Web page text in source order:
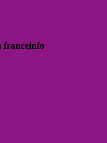
franceinfo